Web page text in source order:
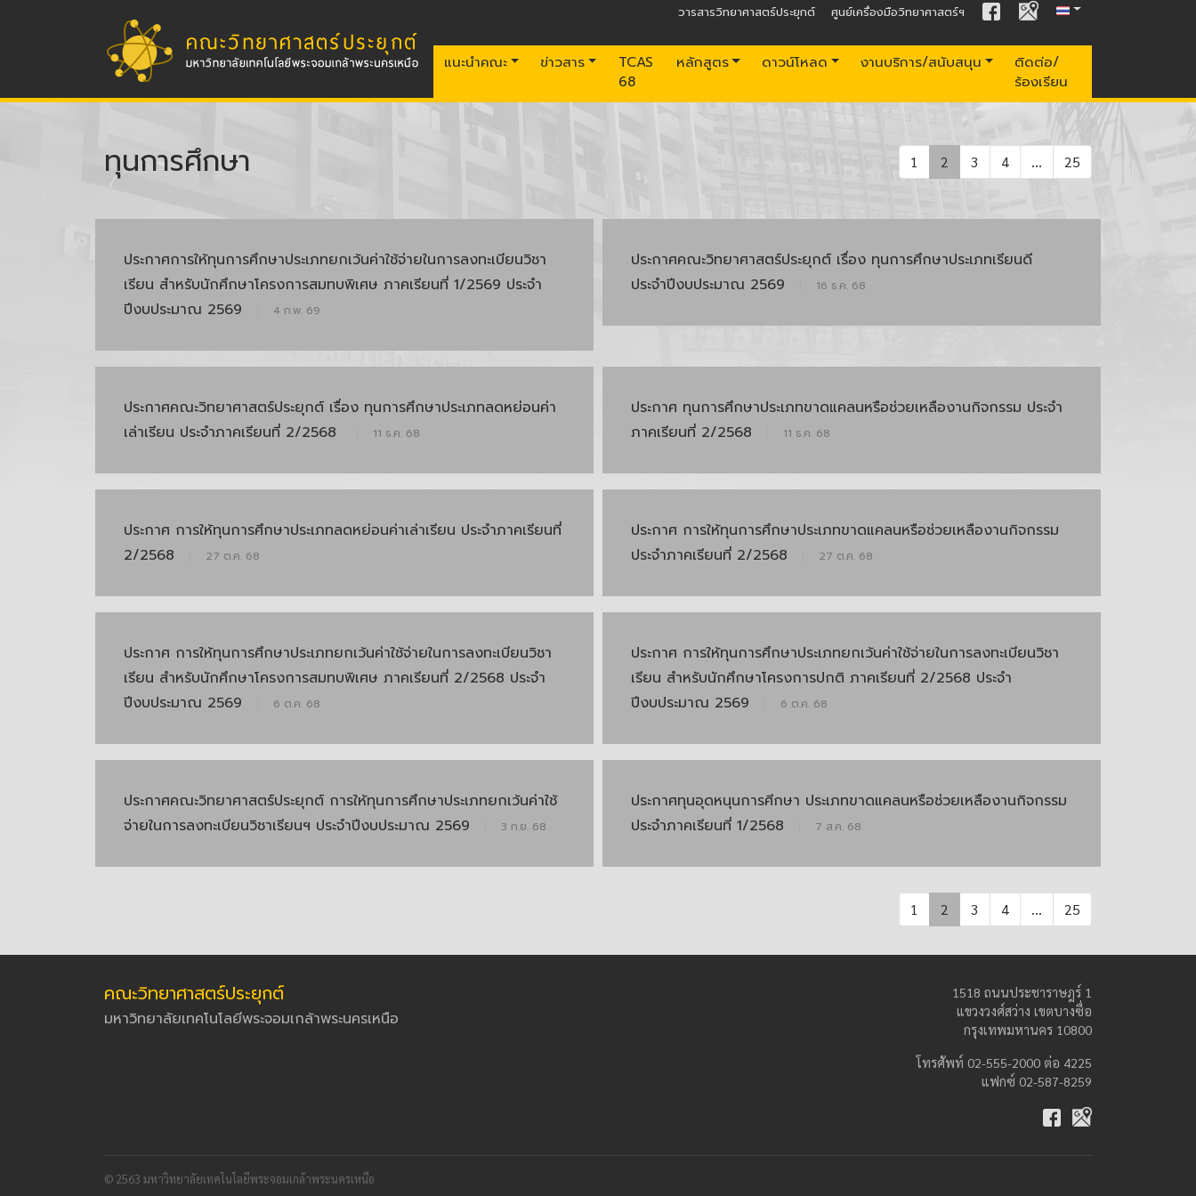
แนะนำคณะ ข่าวสาร
TCAS
68
หลักสูตร ดาวน์โหลด งานบริการ/สนับสนุน
ติดต่อ/
ร้องเรียน
วารสารวิทยาศาสตร์ประยุกต์ ศูนย์เครื่องมือวิทยาศาสตร์ฯ
ทุนการศึกษา 1 2 3 4 ... 25
ประกาศการให้ทุนการศึกษาประเภทยกเว้นค่าใช้จ่ายในการลงทะเบียนวิชา
เรียน สำหรับนักศึกษาโครงการสมทบพิเศษ ภาคเรียนที่ 1/2569 ประจำ
ปีงบประมาณ 2569
4 ก.พ. 69
ประกาศคณะวิทยาศาสตร์ประยุกต์ เรื่อง ทุนการศึกษาประเภทเรียนดี
ประจำปีงบประมาณ 2569
16 ธ.ค. 68
ประกาศคณะวิทยาศาสตร์ประยุกต์ เรื่อง ทุนการศึกษาประเภทลดหย่อนค่า
เล่าเรียน ประจำภาคเรียนที่ 2/2568
11 ธ.ค. 68
ประกาศ ทุนการศึกษาประเภทขาดแคลนหรือช่วยเหลืองานกิจกรรม ประจำ
ภาคเรียนที่ 2/2568
11 ธ.ค. 68
ประกาศ การให้ทุนการศึกษาประเภทลดหย่อนค่าเล่าเรียน ประจำภาคเรียนที่
2/2568
27 ต.ค. 68
ประกาศ การให้ทุนการศึกษาประเภทขาดแคลนหรือช่วยเหลืองานกิจกรรม
ประจำภาคเรียนที่ 2/2568
27 ต.ค. 68
ประกาศ การให้ทุนการศึกษาประเภทยกเว้นค่าใช้จ่ายในการลงทะเบียนวิชา
เรียน สำหรับนักศึกษาโครงการสมทบพิเศษ ภาคเรียนที่ 2/2568 ประจำ
ปีงบประมาณ 2569
6 ต.ค. 68
ประกาศ การให้ทุนการศึกษาประเภทยกเว้นค่าใช้จ่ายในการลงทะเบียนวิชา
เรียน สำหรับนักศึกษาโครงการปกติ ภาคเรียนที่ 2/2568 ประจำ
ปีงบประมาณ 2569
6 ต.ค. 68
ประกาศคณะวิทยาศาสตร์ประยุกต์ การให้ทุนการศึกษาประเภทยกเว้นค่าใช้
จ่ายในการลงทะเบียนวิชาเรียนฯ ประจำปีงบประมาณ 2569
3 ก.ย. 68
ประกาศทุนอุดหนุนการศีกษา ประเภทขาดแคลนหรือช่วยเหลืองานกิจกรรม
ประจำภาคเรียนที่ 1/2568
7 ส.ค. 68
1 2 3 4 ... 25
คณะวิทยาศาสตร์ประยุกต์
มหาวิทยาลัยเทคโนโลยีพระจอมเกล้าพระนครเหนือ
1518 ถนนประชาราษฎร์ 1
แขวงวงศ์สว่าง เขตบางซื่อ
กรุงเทพมหานคร 10800
โทรศัพท์ 02-555-2000 ต่อ 4225
แฟกซ์ 02-587-8259
© 2563 มหาวิทยาลัยเทคโนโลยีพระจอมเกล้าพระนครเหนือ